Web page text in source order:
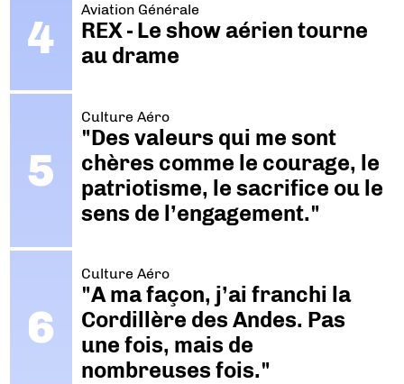
Aviation Générale
REX - Le show aérien tourne
au drame
Culture Aéro
"Des valeurs qui me sont
chères comme le courage, le
patriotisme, le sacrifice ou le
sens de l’engagement."
Culture Aéro
"A ma façon, j’ai franchi la
Cordillère des Andes. Pas
une fois, mais de
nombreuses fois."